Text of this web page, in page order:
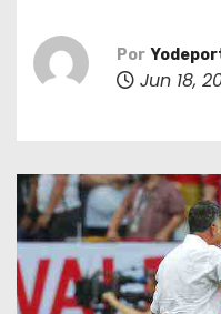
Por
Jun 18,